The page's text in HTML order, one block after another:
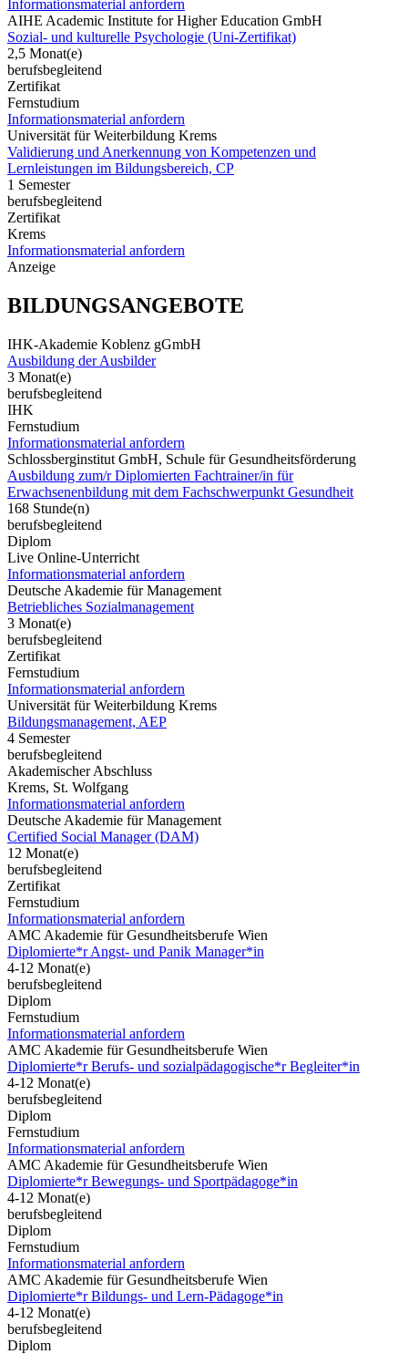
Informationsmaterial anfordern
AIHE Academic Institute for Higher Education GmbH
Sozial- und kulturelle Psychologie (Uni-Zertifikat)
2,5 Monat(e)
berufsbegleitend
Zertifikat
Fernstudium
Informationsmaterial anfordern
Universität für Weiterbildung Krems
Validierung und Anerkennung von Kompetenzen und
Lernleistungen im Bildungsbereich, CP
1 Semester
berufsbegleitend
Zertifikat
Krems
Informationsmaterial anfordern
Anzeige
BILDUNGSANGEBOTE
IHK-Akademie Koblenz gGmbH
Ausbildung der Ausbilder
3 Monat(e)
berufsbegleitend
IHK
Fernstudium
Informationsmaterial anfordern
Schlossberginstitut GmbH, Schule für Gesundheitsförderung
Ausbildung zum/r Diplomierten Fachtrainer/in für
Erwachsenenbildung mit dem Fachschwerpunkt Gesundheit
168 Stunde(n)
berufsbegleitend
Diplom
Live Online-Unterricht
Informationsmaterial anfordern
Deutsche Akademie für Management
Betriebliches Sozialmanagement
3 Monat(e)
berufsbegleitend
Zertifikat
Fernstudium
Informationsmaterial anfordern
Universität für Weiterbildung Krems
Bildungsmanagement, AEP
4 Semester
berufsbegleitend
Akademischer Abschluss
Krems, St. Wolfgang
Informationsmaterial anfordern
Deutsche Akademie für Management
Certified Social Manager (DAM)
12 Monat(e)
berufsbegleitend
Zertifikat
Fernstudium
Informationsmaterial anfordern
AMC Akademie für Gesundheitsberufe Wien
Diplomierte*r Angst- und Panik Manager*in
4-12 Monat(e)
berufsbegleitend
Diplom
Fernstudium
Informationsmaterial anfordern
AMC Akademie für Gesundheitsberufe Wien
Diplomierte*r Berufs- und sozialpädagogische*r Begleiter*in
4-12 Monat(e)
berufsbegleitend
Diplom
Fernstudium
Informationsmaterial anfordern
AMC Akademie für Gesundheitsberufe Wien
Diplomierte*r Bewegungs- und Sportpädagoge*in
4-12 Monat(e)
berufsbegleitend
Diplom
Fernstudium
Informationsmaterial anfordern
AMC Akademie für Gesundheitsberufe Wien
Diplomierte*r Bildungs- und Lern-Pädagoge*in
4-12 Monat(e)
berufsbegleitend
Diplom